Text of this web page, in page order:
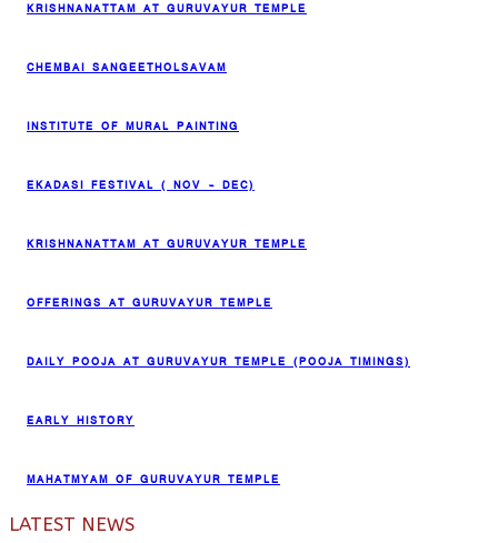
KRISHNANATTAM AT GURUVAYUR TEMPLE
CHEMBAI SANGEETHOLSAVAM
INSTITUTE OF MURAL PAINTING
EKADASI FESTIVAL ( NOV – DEC)
KRISHNANATTAM AT GURUVAYUR TEMPLE
OFFERINGS AT GURUVAYUR TEMPLE
DAILY POOJA AT GURUVAYUR TEMPLE (POOJA TIMINGS)
EARLY HISTORY
MAHATMYAM OF GURUVAYUR TEMPLE
LATEST NEWS